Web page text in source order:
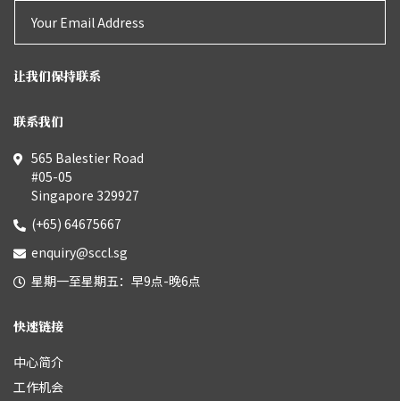
让我们保持联系
联系我们
565 Balestier Road
#05-05
Singapore 329927
(+65) 64675667
enquiry@sccl.sg
星期一至星期五：早9点-晚6点
快速链接
中心简介
工作机会